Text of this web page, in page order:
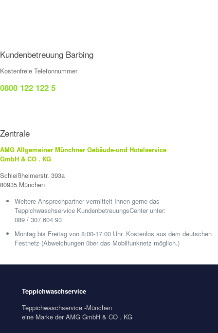
Kundenbetreuung Barbing
Kostenfreie Telefonnummer
0800 122 122 5
Zentrale
AMG Allgemeiner Münchner Gebäude-und Hotelservice
GmbH & CO . KG
Schleißheimerstr. 393a
80935 München
Weitere Ansprechpartner vermittelt Ihnen gerne das
Teppichwaschservice KundenbetreuungsCenter unter:
089 / 307 604 93
Montag bis Freitag von 8:00-17:00 Uhr. Kostenlos aus dem deutschen
Festnetz (Abweichungen über das Mobilfunknetz möglich.)
Teppichwaschservice
Teppichwaschservice -München
eine Marke der AMG GmbH & CO . KG